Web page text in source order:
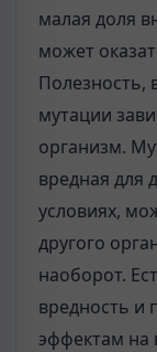
малая доля
может
Полезность,
мутации
организм.
вредная для
условиях,
другого
наоборот.
вредность и
эффектам